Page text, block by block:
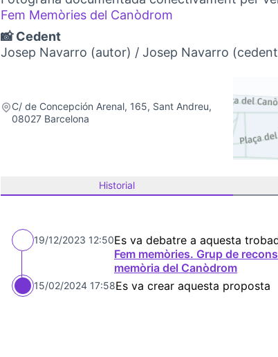
Fem Memòries del Canòdrom
📸 Cedent
Josep Navarro (autor) / Josep Navarro
C/ de Concepción Arenal, 165, Sant Andreu,
08027 Barcelona
Historial
19/12/2023 12:50Es va debatre a aquesta
Fem memòries. Grup de
memòria del Canòdrom
15/02/2024 17:58Es va crear aquesta proposta